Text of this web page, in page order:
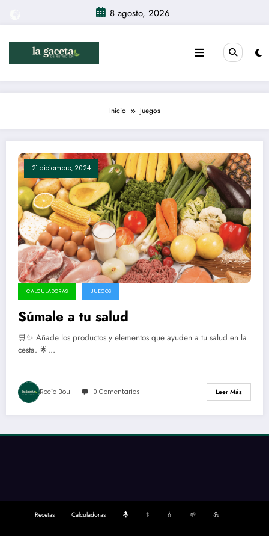
contenido
8 agosto, 2026
Inicio Juegos
21 diciembre, 2024
CALCULADORAS JUEGOS
Súmale a tu salud
🛒✨ Añade los productos y elementos que ayuden a tu salud en la
cesta. 🌟…
Rocío Bou 0 Comentarios Leer Más
Recetas Calculadoras 🤱 ⚕️ 💧 🌱 💪